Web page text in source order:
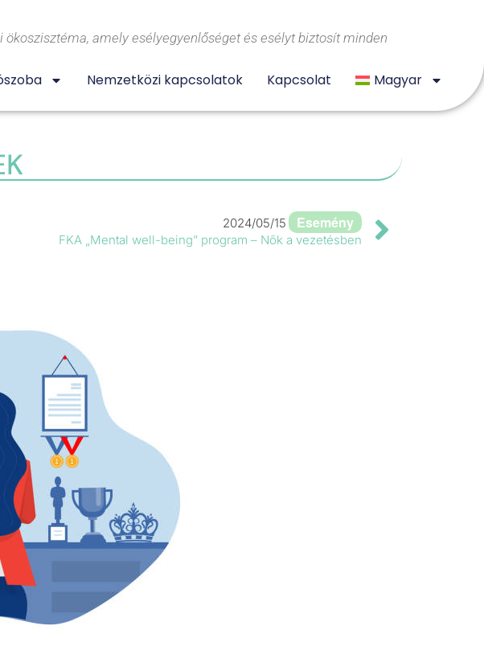
amely esélyegyenlőséget és esélyt biztosít minden
Nemzetközi kapcsolatok Kapcsolat Magyar
2024/05/15 Esemény
FKA „Mental well-being” program – Nők a vezetésben